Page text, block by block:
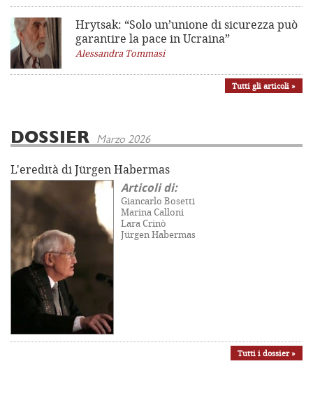
Hrytsak: “Solo un’unione di sicurezza può
garantire la pace in Ucraina”
Alessandra Tommasi
Tutti gli articoli »
DOSSIER Marzo 2026
L'eredità di Jürgen Habermas
Articoli di:
Giancarlo Bosetti
Marina Calloni
Lara Crinò
Jürgen Habermas
Tutti i dossier »